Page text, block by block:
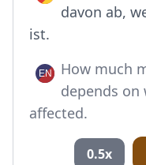
davon ab,
ist.
How much
depends on
affected.
0.5x